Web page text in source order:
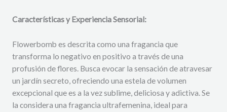
Características y Experiencia Sensorial:
Flowerbomb es descrita como una fragancia que
transforma lo negativo en positivo a través de una
profusión de flores. Busca evocar la sensación de atravesar
un jardín secreto, ofreciendo una estela de volumen
excepcional que es a la vez sublime, deliciosa y adictiva. Se
la considera una fragancia ultrafemenina, ideal para